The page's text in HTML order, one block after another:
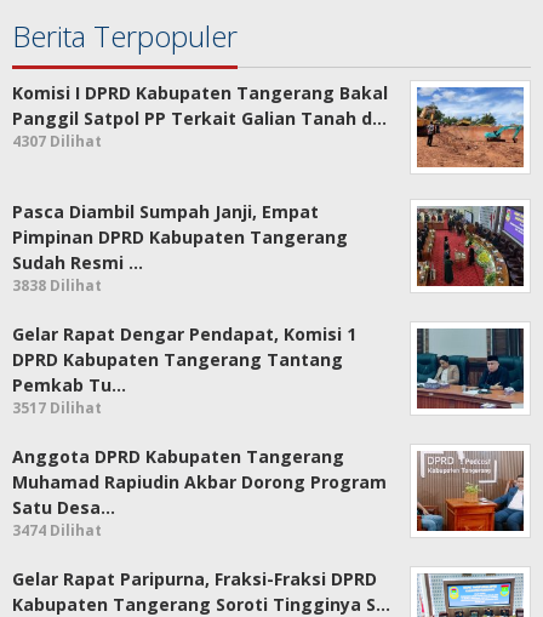
Berita Terpopuler
Komisi I DPRD Kabupaten Tangerang Bakal
Panggil Satpol PP Terkait Galian Tanah d…
4307 Dilihat
Pasca Diambil Sumpah Janji, Empat
Pimpinan DPRD Kabupaten Tangerang
Sudah Resmi …
3838 Dilihat
Gelar Rapat Dengar Pendapat, Komisi 1
DPRD Kabupaten Tangerang Tantang
Pemkab Tu…
3517 Dilihat
Anggota DPRD Kabupaten Tangerang
Muhamad Rapiudin Akbar Dorong Program
Satu Desa…
3474 Dilihat
Gelar Rapat Paripurna, Fraksi-Fraksi DPRD
Kabupaten Tangerang Soroti Tingginya S…